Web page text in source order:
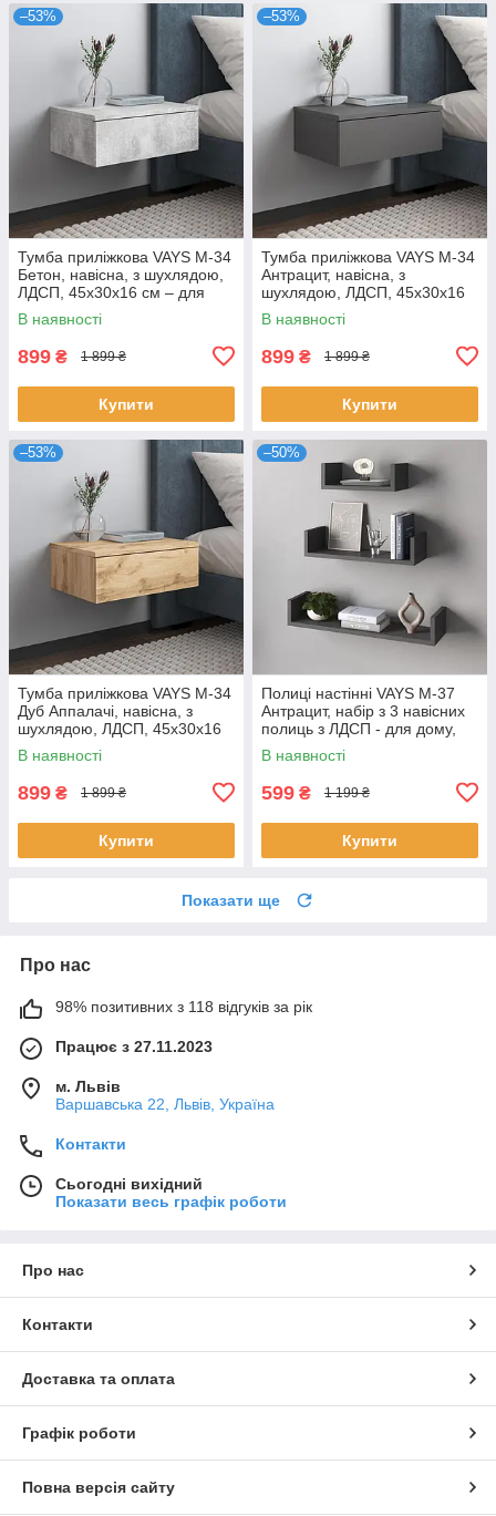
–53%
Тумба приліжкова VAYS M-34
Бетон, навісна, з шухлядою,
ЛДСП, 45х30х16 см – для
спальні
В наявності
899 ₴ 1 899 ₴
Купити
–53%
Тумба приліжкова VAYS M-34
Антрацит, навісна, з
шухлядою, ЛДСП, 45х30х16
см – для спальні
В наявності
899 ₴ 1 899 ₴
Купити
–53%
Тумба приліжкова VAYS M-34
Дуб Аппалачі, навісна, з
шухлядою, ЛДСП, 45х30х16
см – для спальні
В наявності
899 ₴ 1 899 ₴
Купити
–50%
Полиці настінні VAYS M-37
Антрацит, набір з 3 навісних
полиць з ЛДСП - для дому,
офісу, вітальні
В наявності
599 ₴ 1 199 ₴
Купити
Показати ще
Про нас
98% позитивних з 118 відгуків за рік
Працює з 27.11.2023
м. Львів
Варшавська 22, Львів, Україна
Контакти
Сьогодні вихідний
Показати весь графік роботи
Про нас
Контакти
Доставка та оплата
Графік роботи
Повна версія сайту